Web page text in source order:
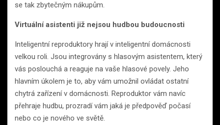
se tak zbytečným nákupům.
Virtuální asistenti již nejsou hudbou budoucnosti
Inteligentní reproduktory hrají v inteligentní domácnosti
velkou roli. Jsou integrovány s hlasovým asistentem, který
vás poslouchá a reaguje na vaše hlasové povely. Jeho
hlavním úkolem je to, aby vám umožnil ovládat ostatní
chytrá zařízení v domácnosti. Reproduktor vám navíc
přehraje hudbu, prozradí vám jaká je předpověď počasí
nebo co je nového ve světě.